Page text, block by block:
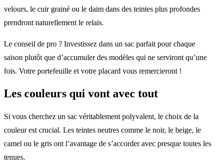
velours, le cuir grainé ou le daim dans des teintes plus profondes
prendront naturellement le relais.
Le conseil de pro ? Investissez dans un sac parfait pour chaque
saison plutôt que d’accumuler des modèles qui ne serviront qu’une
fois. Votre portefeuille et votre placard vous remercieront !
Les couleurs qui vont avec tout
Si vous cherchez un sac véritablement polyvalent, le choix de la
couleur est crucial. Les teintes neutres comme le noir, le beige, le
camel ou le gris ont l’avantage de s’accorder avec presque toutes les
tenues.